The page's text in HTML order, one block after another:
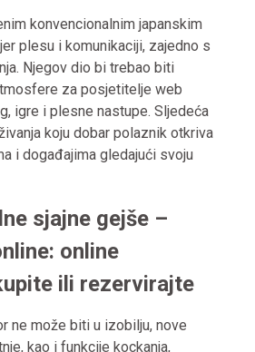
konvencionalnim japanskim
plesu i komunikaciji, zajedno s
Njegov dio bi trebao biti
za posjetitelje web
igre i plesne nastupe. Sljedeća
koju dobar polaznik otkriva
i događajima gledajući svoju
sjajne gejše –
online
ili rezervirajte
ne može biti u izobilju, nove
kao i funkcije kockanja,